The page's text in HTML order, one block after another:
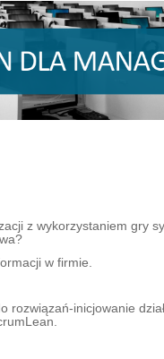
z wykorzystaniem gry
w firmie.
inicjowanie